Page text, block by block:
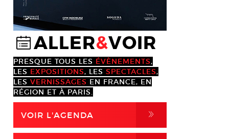
@ALLER&VOIR
PRESQUE TOUS LES ÉVÈNEMENTS,
LES EXPOSITIONS, LES SPECTACLES,
LES VERNISSAGES EN FRANCE, EN
RÉGION ET À PARIS.
VOIR L'AGENDA ,